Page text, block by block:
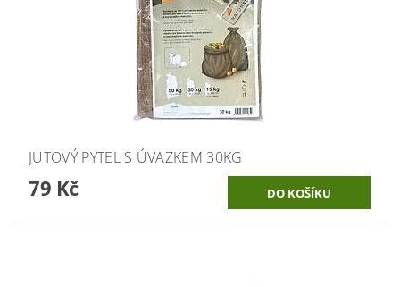
JUTOVÝ PYTEL S ÚVAZKEM 30KG
79 Kč